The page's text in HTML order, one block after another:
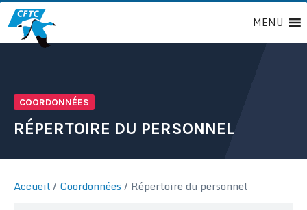
Passer
au
contenu
MENU
COORDONNÉES
RÉPERTOIRE DU PERSONNEL
Accueil/ Coordonnées / Répertoire du personnel